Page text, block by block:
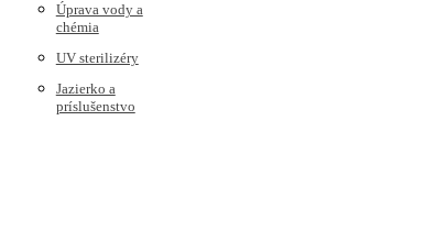
Úprava vody a
chémia
UV sterilizéry
Jazierko a
príslušenstvo